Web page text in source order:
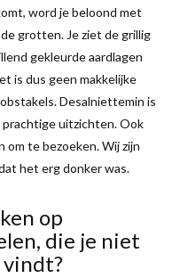
word je beloond met
grotten. Je ziet de grillig
gekleurde aardlagen
is dus geen makkelijke
Desalniettemin is
prachtige uitzichten. Ook
om te bezoeken. Wij zijn
het erg donker was.
op
die je niet
vindt?